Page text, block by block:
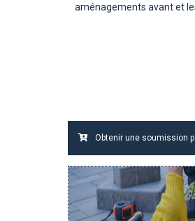
aménagements avant et
Obtenir une soumission